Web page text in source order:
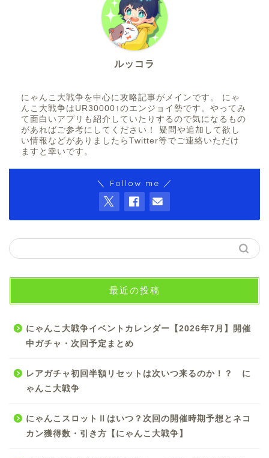
ルッコラ
にゃんこ大戦争を中心に攻略記事がメインです。 にゃ
んこ大戦争はUR30000↑のエンジョイ勢です。やってみ
て面白いアプリも紹介していたりするので気になるもの
があればご参考にしてください！ 疑問や追加して欲し
い情報などがありましたらTwitter等でご連絡いただけ
ますと幸いです。
＼ Follow me ／
最近の投稿
にゃんこ大戦争イベントカレンダー【2026年7月】開催
中ガチャ・次回予定まとめ
レアガチャ初回半額リセットは次いつ来るのか！？ に
ゃんこ大戦争
にゃんこスロットⅡはいつ？次回の開催時期予想とネコ
カン獲得数・引き方【にゃんこ大戦争】